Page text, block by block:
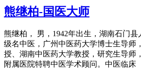
熊继柏-国医大师
熊继柏， 男，1942年出生，湖南石门
级名中医，广州中医药大学博士生导师
授、湖南中医药大学教授，研究生导师
附属医院特聘中医学术顾问。中医临床